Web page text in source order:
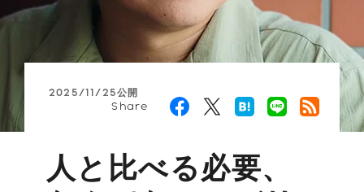
2025/11/25公開
Share
人と比べる必要、